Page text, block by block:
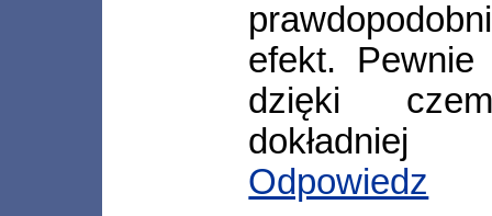
efekt. Pewnie
dzięki
dokładniej
Odpowiedz